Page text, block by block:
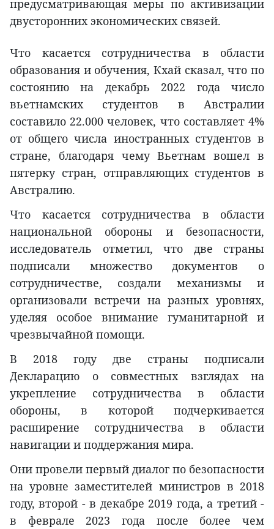
предусматривающая меры по активизации
двусторонних экономических связей.
Что касается сотрудничества в области
образования и обучения, Кхай сказал, что по
состоянию на декабрь 2022 года число
вьетнамских студентов в Австралии
составило 22.000 человек, что составляет 4%
от общего числа иностранных студентов в
стране, благодаря чему Вьетнам вошел в
пятерку стран, отправляющих студентов в
Австралию.
Что касается сотрудничества в области
национальной обороны и безопасности,
исследователь отметил, что две страны
подписали множество документов о
сотрудничестве, создали механизмы и
организовали встречи на разных уровнях,
уделяя особое внимание гуманитарной и
чрезвычайной помощи.
В 2018 году две страны подписали
Декларацию о совместных взглядах на
укрепление сотрудничества в области
обороны, в которой подчеркивается
расширение сотрудничества в области
навигации и поддержания мира.
Они провели первый диалог по безопасности
на уровне заместителей министров в 2018
году, второй - в декабре 2019 года, а третий -
в феврале 2023 года после более чем